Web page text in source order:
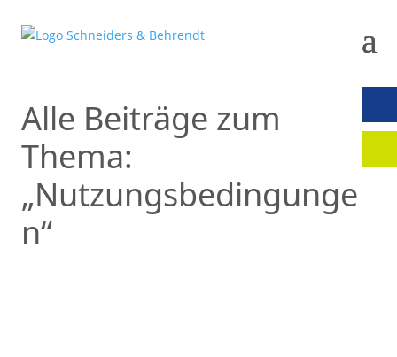
Alle Beiträge zum
Thema:
„Nutzungsbedingunge
n“